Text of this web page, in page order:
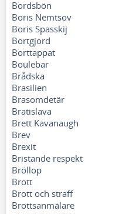
Bordsbön
Boris Nemtsov
Boris Spasskij
Bortgjord
Borttappat
Boulebar
Brådska
Brasilien
Brasomdetär
Bratislava
Brett Kavanaugh
Brev
Brexit
Bristande respekt
Bröllop
Brott
Brott och straff
Brottsanmälare